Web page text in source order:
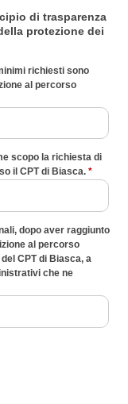
di trasparenza
protezione dei
richiesti sono
al percorso
scopo la richiesta di
il CPT di Biasca. *
dopo aver raggiunto
al percorso
CPT di Biasca, a
che ne